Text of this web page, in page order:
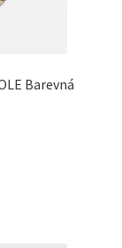
Barevná